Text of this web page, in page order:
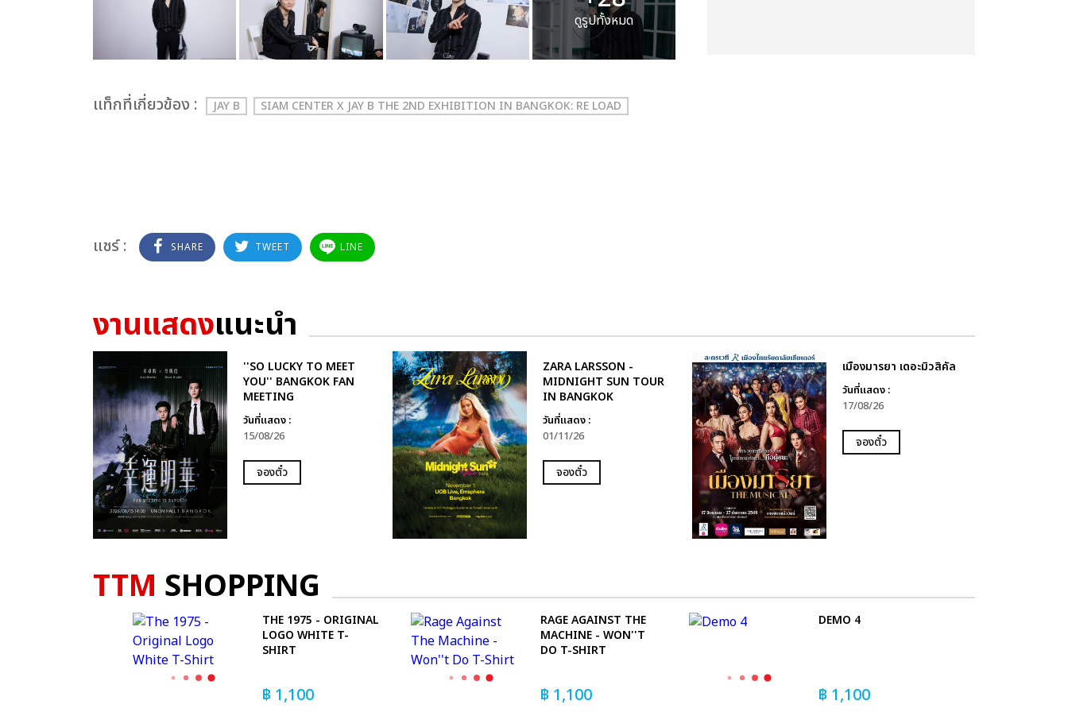
ดูรูปทั้งหมด
เเท็กที่เกี่ยวข้อง : JAY B SIAM CENTER X JAY B THE 2ND EXHIBITION IN BANGKOK: RE LOAD
แชร์ : SHARE TWEET LINE
งานแสดงแนะนำ
''SO LUCKY TO MEET
YOU'' BANGKOK FAN
MEETING
วันที่แสดง :
15/08/26
จองตั๋ว
ZARA LARSSON -
MIDNIGHT SUN TOUR
IN BANGKOK
วันที่แสดง :
01/11/26
จองตั๋ว
เมืองมารยา เดอะมิวสิคัล
วันที่แสดง :
17/08/26
จองตั๋ว
TTM SHOPPING
THE 1975 - ORIGINAL
LOGO WHITE T-
SHIRT
฿ 1,100
RAGE AGAINST THE
MACHINE - WON''T
DO T-SHIRT
฿ 1,100
DEMO 4
฿ 1,100